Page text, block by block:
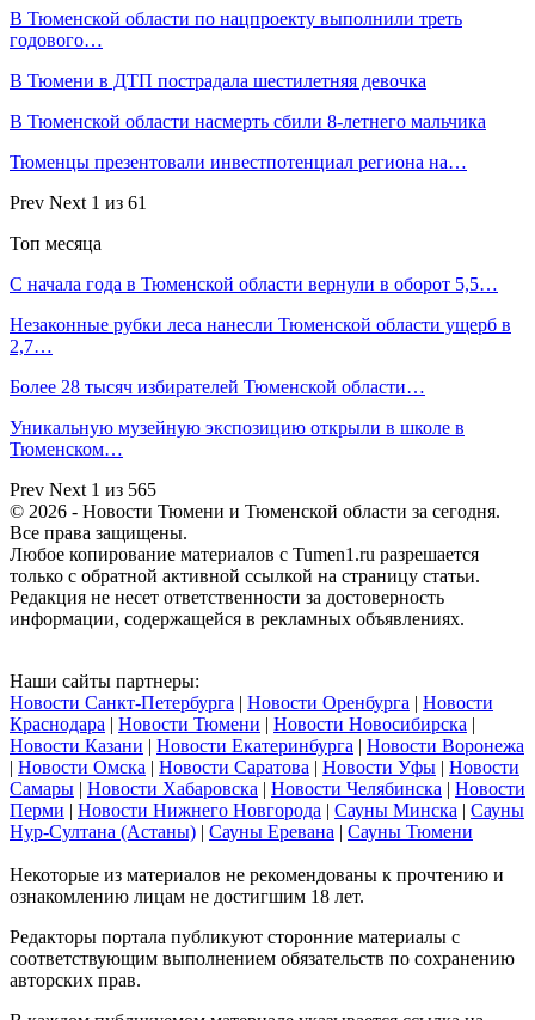
В Тюменской области по нацпроекту выполнили треть
годового…
В Тюмени в ДТП пострадала шестилетняя девочка
В Тюменской области насмерть сбили 8-летнего мальчика
Тюменцы презентовали инвестпотенциал региона на…
Prev Next 1 из 61
Топ месяца
С начала года в Тюменской области вернули в оборот 5,5…
Незаконные рубки леса нанесли Тюменской области ущерб в
2,7…
Более 28 тысяч избирателей Тюменской области…
Уникальную музейную экспозицию открыли в школе в
Тюменском…
Prev Next 1 из 565
© 2026 - Новости Тюмени и Тюменской области за сегодня.
Все права защищены.
Любое копирование материалов с Tumen1.ru разрешается
только с обратной активной ссылкой на страницу статьи.
Редакция не несет ответственности за достоверность
информации, содержащейся в рекламных объявлениях.
Наши сайты партнеры:
Новости Санкт-Петербурга | Новости Оренбурга | Новости
Краснодара | Новости Тюмени | Новости Новосибирска |
Новости Казани | Новости Екатеринбурга | Новости Воронежа
| Новости Омска | Новости Саратова | Новости Уфы | Новости
Самары | Новости Хабаровска | Новости Челябинска | Новости
Перми | Новости Нижнего Новгорода | Сауны Минска | Сауны
Нур-Султана (Астаны) | Сауны Еревана | Сауны Тюмени
Некоторые из материалов не рекомендованы к прочтению и
ознакомлению лицам не достигшим 18 лет.
Редакторы портала публикуют сторонние материалы с
соответствующим выполнением обязательств по сохранению
авторских прав.